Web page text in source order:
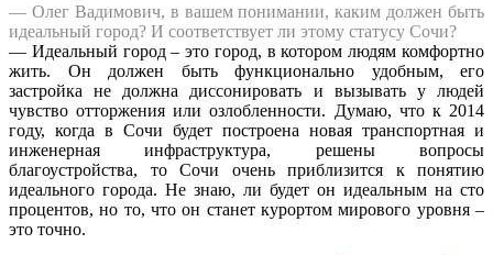
— Олег Вадимович, в вашем понимании, каким должен быть
идеальный город? И соответствует ли этому статусу Сочи?
— Идеальный город – это город, в котором людям комфортно
жить. Он должен быть функционально удобным, его
застройка не должна диссонировать и вызывать у людей
чувство отторжения или озлобленности. Думаю, что к 2014
году, когда в Сочи будет построена новая транспортная и
инженерная инфраструктура, решены вопросы
благоустройства, то Сочи очень приблизится к понятию
идеального города. Не знаю, ли будет он идеальным на сто
процентов, но то, что он станет курортом мирового уровня –
это точно.